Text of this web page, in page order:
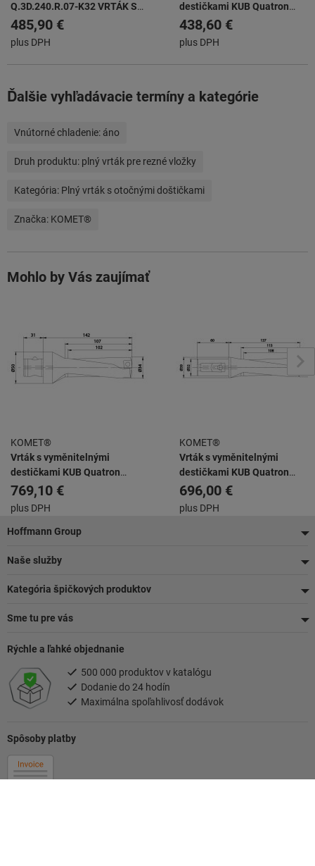
Q.3D.240.R.07-K32 VRTÁK S
VYMĚNITELNÝMI
BŘITOVÝMI DESTIČKAMI
485,90 €
plus DPH
destičkami KUB Quatron
KUB-Q.2D.140.R.05-K20
438,60 €
plus DPH
Ďalšie vyhľadávacie termíny a kategórie
Vnútorné chladenie: áno
Druh produktu: plný vrták pre rezné vložky
Kategória: Plný vrták s otočnými doštičkami
Značka: KOMET®
Mohlo by Vás zaujímať
KOMET®
Vrták s vyměnitelnými
destičkami KUB Quatron
KUB-Q.3D.340.R.12-ABS50
769,10 €
plus DPH
KOMET®
Vrták s vyměnitelnými
destičkami KUB Quatron
KUB-Q.3D.360.R.12-K32
696,00 €
plus DPH
Pätička
Hoffmann Group
Naše služby
Kategória špičkových produktov
Sme tu pre vás
Spôsoby platby
Rýchle a ľahké objednanie
500 000 produktov v katalógu
Dodanie do 24 hodín
Maximálna spoľahlivosť dodávok